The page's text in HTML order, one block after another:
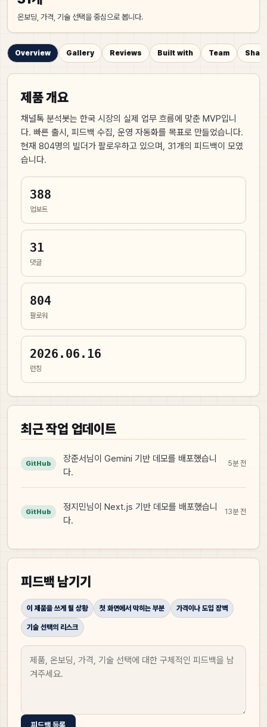
온보딩, 가격, 기술 선택을 중심으로 봅니다.
Overview Gallery Reviews Built with Team
제품 개요
채널톡 분석봇는 한국 시장의 실제 업무 흐름에 맞춘 MVP입니
다. 빠른 출시, 피드백 수집, 운영 자동화를 목표로 만들었습니다.
현재 804명의 빌더가 팔로우하고 있으며, 31개의 피드백이 모였
습니다.
388
업보트
31
댓글
804
팔로워
2026.06.16
런칭
최근 작업 업데이트
GitHub
장준서님이 Gemini 기반 데모를 배포했습니
다.
5분 전
GitHub
정지민님이 Next.js 기반 데모를 배포했습니
다.
13분 전
피드백 남기기
이 제품을 쓰게 될 상황 첫 화면에서 막히는 부분 가격이나 도입 장벽
기술 선택의 리스크
피드백 등록